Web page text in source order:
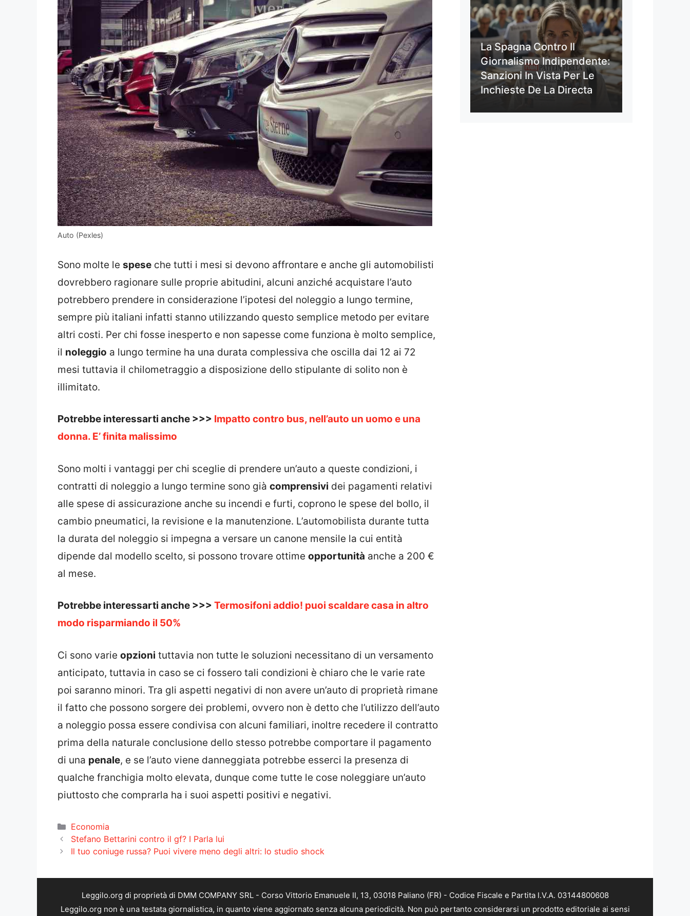
Auto (Pexles)
Sono molte le spese che tutti i mesi si devono affrontare e anche gli automobilisti
dovrebbero ragionare sulle proprie abitudini, alcuni anziché acquistare l’auto
potrebbero prendere in considerazione l’ipotesi del noleggio a lungo termine,
sempre più italiani infatti stanno utilizzando questo semplice metodo per evitare
altri costi. Per chi fosse inesperto e non sapesse come funziona è molto semplice,
il noleggio a lungo termine ha una durata complessiva che oscilla dai 12 ai 72
mesi tuttavia il chilometraggio a disposizione dello stipulante di solito non è
illimitato.
Potrebbe interessarti anche >>> Impatto contro bus, nell’auto un uomo e una
donna. E’ finita malissimo
Sono molti i vantaggi per chi sceglie di prendere un’auto a queste condizioni, i
contratti di noleggio a lungo termine sono già comprensivi dei pagamenti relativi
alle spese di assicurazione anche su incendi e furti, coprono le spese del bollo, il
cambio pneumatici, la revisione e la manutenzione. L’automobilista durante tutta
la durata del noleggio si impegna a versare un canone mensile la cui entità
dipende dal modello scelto, si possono trovare ottime opportunità anche a 200 €
al mese.
Potrebbe interessarti anche >>> Termosifoni addio! puoi scaldare casa in altro
modo risparmiando il 50%
Ci sono varie opzioni tuttavia non tutte le soluzioni necessitano di un versamento
anticipato, tuttavia in caso se ci fossero tali condizioni è chiaro che le varie rate
poi saranno minori. Tra gli aspetti negativi di non avere un’auto di proprietà rimane
il fatto che possono sorgere dei problemi, ovvero non è detto che l’utilizzo dell’auto
a noleggio possa essere condivisa con alcuni familiari, inoltre recedere il contratto
prima della naturale conclusione dello stesso potrebbe comportare il pagamento
di una penale, e se l’auto viene danneggiata potrebbe esserci la presenza di
qualche franchigia molto elevata, dunque come tutte le cose noleggiare un’auto
piuttosto che comprarla ha i suoi aspetti positivi e negativi.
Categorie
Economia
Stefano Bettarini contro il gf? I Parla lui
Il tuo coniuge russa? Puoi vivere meno degli altri: lo studio shock
La Spagna Contro Il
Giornalismo Indipendente:
Sanzioni In Vista Per Le
Inchieste De La Directa
Leggilo.org di proprietà di DMM COMPANY SRL - Corso Vittorio Emanuele II, 13, 03018 Paliano (FR) - Codice Fiscale e Partita I.V.A. 03144800608
Leggilo.org non è una testata giornalistica, in quanto viene aggiornato senza alcuna periodicità. Non può pertanto considerarsi un prodotto editoriale ai sensi